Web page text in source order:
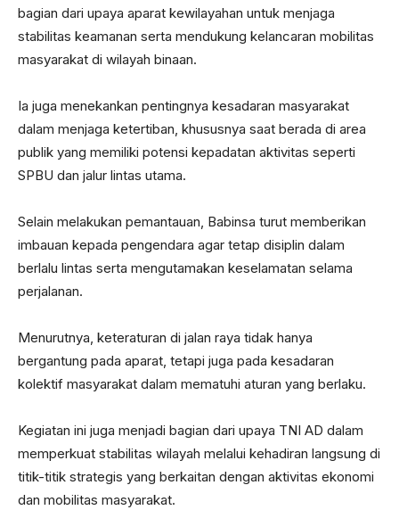
bagian dari upaya aparat kewilayahan untuk menjaga
stabilitas keamanan serta mendukung kelancaran mobilitas
masyarakat di wilayah binaan.
Ia juga menekankan pentingnya kesadaran masyarakat
dalam menjaga ketertiban, khususnya saat berada di area
publik yang memiliki potensi kepadatan aktivitas seperti
SPBU dan jalur lintas utama.
Selain melakukan pemantauan, Babinsa turut memberikan
imbauan kepada pengendara agar tetap disiplin dalam
berlalu lintas serta mengutamakan keselamatan selama
perjalanan.
Menurutnya, keteraturan di jalan raya tidak hanya
bergantung pada aparat, tetapi juga pada kesadaran
kolektif masyarakat dalam mematuhi aturan yang berlaku.
Kegiatan ini juga menjadi bagian dari upaya TNI AD dalam
memperkuat stabilitas wilayah melalui kehadiran langsung di
titik-titik strategis yang berkaitan dengan aktivitas ekonomi
dan mobilitas masyarakat.